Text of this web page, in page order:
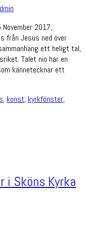
2017,
Jesus ned över
ett heligt tal,
Talet nio har en
kännetecknar ett
, konst, kyrkfönster,
i Sköns Kyrka